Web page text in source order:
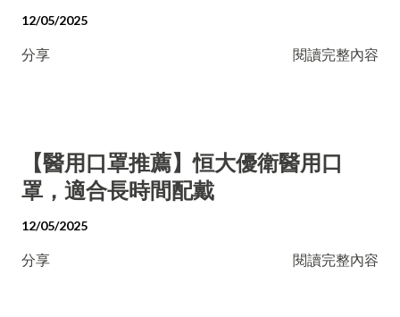
12/05/2025
分享 閱讀完整內容
【醫用口罩推薦】恒大優衛醫用口
罩，適合長時間配戴
12/05/2025
分享 閱讀完整內容